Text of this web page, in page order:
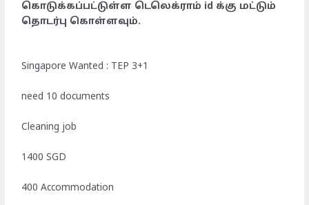
கொடுக்கப்பட்டுள்ள டெலெக்ராம் id க்கு மட்டும்
தொடர்பு கொள்ளவும்.
Singapore Wanted : TEP 3+1
need 10 documents
Cleaning job
1400 SGD
400 Accommodation